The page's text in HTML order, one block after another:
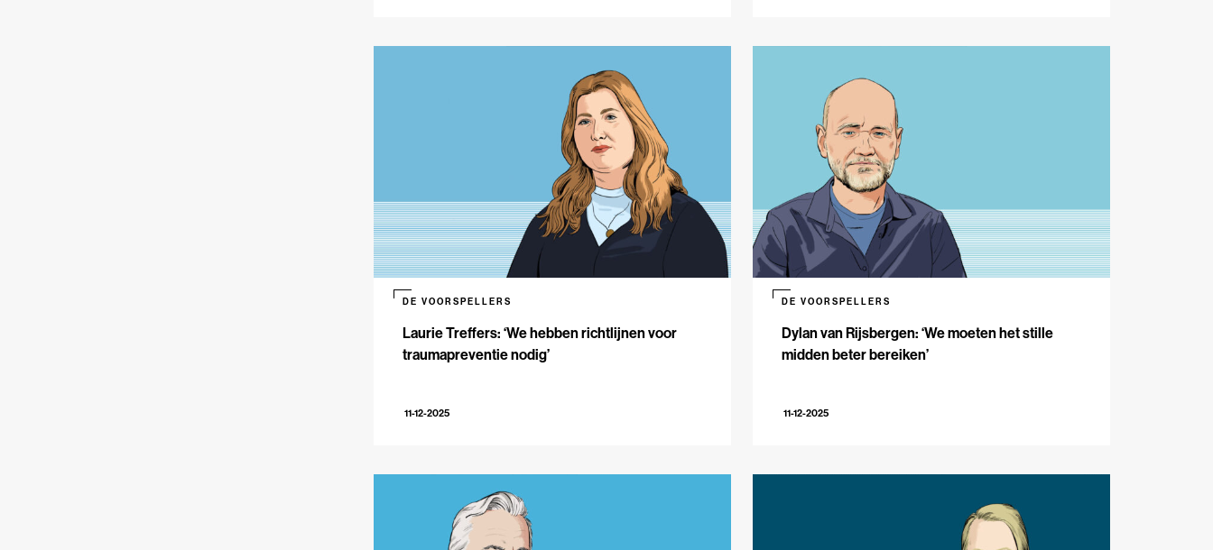
Laurie Treffers: ‘We hebben richtlijnen voor
traumapreventie nodig’
DE VOORSPELLERS
11-12-2025
Dylan van Rijsbergen: ‘We moeten het stille
midden beter bereiken’
DE VOORSPELLERS
11-12-2025